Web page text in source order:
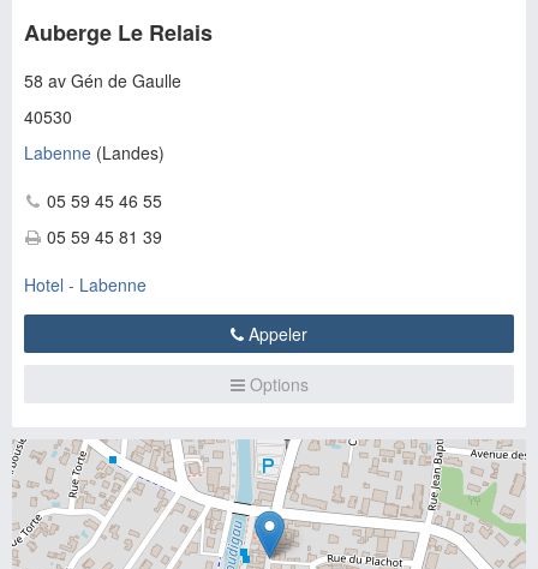
Auberge Le Relais
58 av Gén de Gaulle
40530
Labenne (Landes)
05 59 45 46 55
05 59 45 81 39
Hotel - Labenne
Appeler
Options